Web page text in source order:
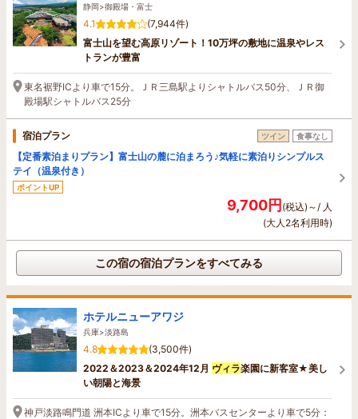
静岡>御殿場・富士
4.1
(7,944件)
富士山を望む高原リゾート！10万坪の敷地に温泉やレス
トランが豊富
東名裾野ICより車で15分。ＪＲ三島駅よりシャトルバス50分、ＪＲ御
殿場駅シャトルバス25分
宿泊プラン ツイン 食事なし
【定番素泊まりプラン】富士山の麓に泊まろう♪気軽に素泊りシンプルス
テイ（温泉付き）
ポイントUP
9,700円(税込)～/ 人
(大人2名利用時)
この宿の宿泊プランをすべてみる
ホテルニューアワジ
兵庫>淡路島
4.8
(3,500件)
2022＆2023＆2024年12月 ヴィラ楽園に新客室★美し
い朝陽と海景
神戸淡路鳴門道 洲本ICより車で15分。洲本バスセンターより車で5分：